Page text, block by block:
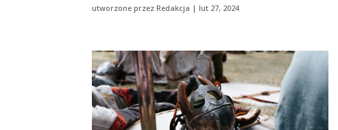
utworzone przezRedakcja |lut 27, 2024